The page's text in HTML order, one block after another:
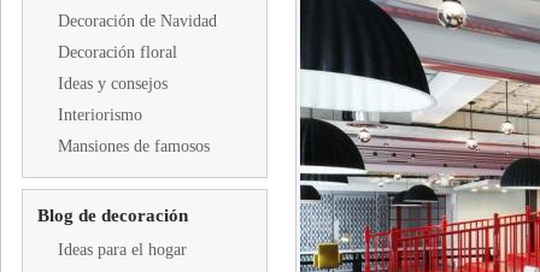
Decoración de Navidad
Decoración floral
Ideas y consejos
Interiorismo
Mansiones de famosos
Blog de decoración
Ideas para el hogar